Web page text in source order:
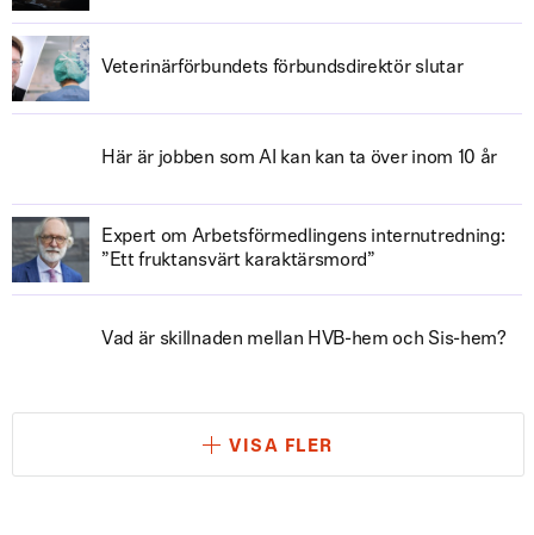
Veterinärförbundets förbundsdirektör slutar
Här är jobben som AI kan kan ta över inom 10 år
Expert om Arbetsförmedlingens internutredning:
”Ett fruktansvärt karaktärsmord”
Vad är skillnaden mellan HVB-hem och Sis-hem?
VISA FLER